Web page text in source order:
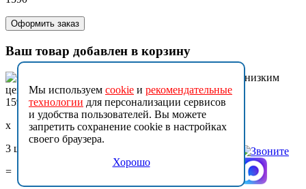
Оформить заказ
Ваш товар добавлен в корзину
1590
x
3 шт.
=
Мы используем cookie и рекомендательные
технологии для персонализации сервисов
и удобства пользователей. Вы можете
запретить сохранение cookie в настройках
своего браузера.
Хорошо